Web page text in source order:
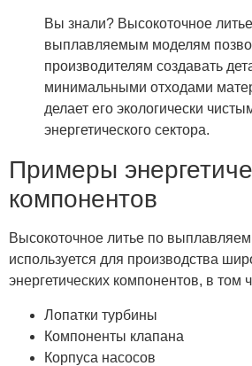
Вы знали? Высокоточное
выплавляемым моделям
производителям создавать
минимальными отходами
делает его экологически
энергетического сектора.
Примеры
компонентов
Высокоточное литье по
используется для производства
энергетических компонентов, в том
Лопатки турбины
Компоненты клапана
Корпуса насосов